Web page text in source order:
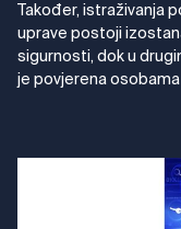
Također, istraživanja
uprave postoji
sigurnosti, dok u
je povjerena